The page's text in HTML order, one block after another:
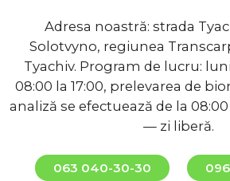
Adresa noastră: strada
Solotvyno, regiunea
Tyachiv. Program de lucru:
08:00 la 17:00, prelevarea de
analiză se efectuează de la
— zi liberă.
063 040-30-30